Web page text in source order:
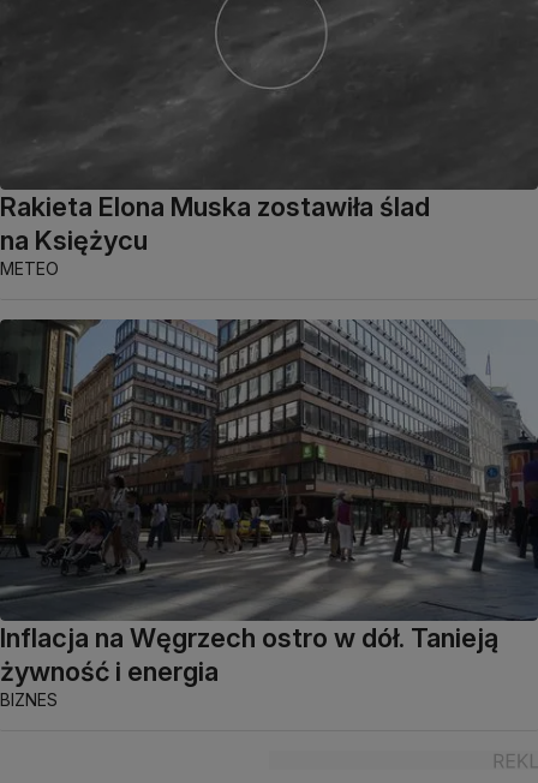
Rakieta Elona Muska zostawiła ślad
na Księżycu
METEO
Inflacja na Węgrzech ostro w dół. Tanieją
żywność i energia
BIZNES